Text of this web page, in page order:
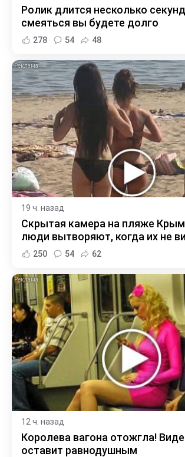
Ролик длится несколько
смеяться вы будете долго
278 54 48
19 ч. назад
Скрытая камера на пляже
люди вытворяют, когда их не
250 54 62
12 ч. назад
Королева вагона отожгла!
оставит равнодушным